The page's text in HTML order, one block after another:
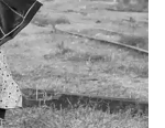
requested